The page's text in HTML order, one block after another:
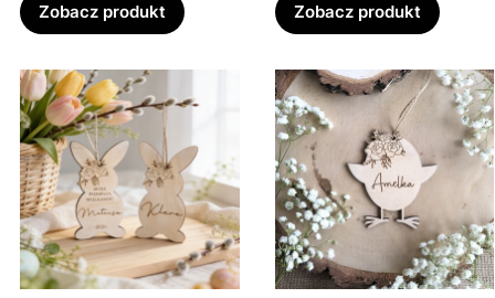
Zobacz produkt Zobacz produkt